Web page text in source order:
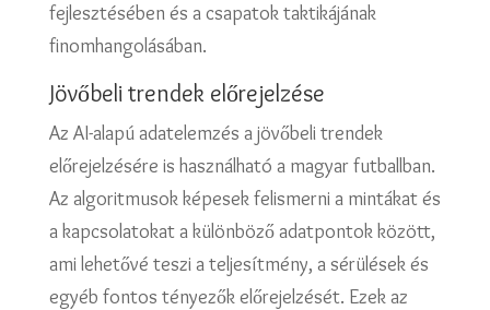
fejlesztésében és a csapatok taktikájának
finomhangolásában.
Jövőbeli trendek előrejelzése
Az AI-alapú adatelemzés a jövőbeli trendek
előrejelzésére is használható a magyar futballban.
Az algoritmusok képesek felismerni a mintákat és
a kapcsolatokat a különböző adatpontok között,
ami lehetővé teszi a teljesítmény, a sérülések és
egyéb fontos tényezők előrejelzését. Ezek az